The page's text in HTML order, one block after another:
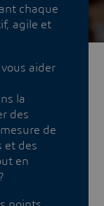
chaque
agile et
aider
la
des
de
et des
en